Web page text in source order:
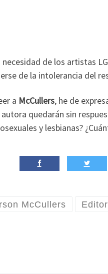
de los artistas
de la intolerancia del
a McCullers, he de
quedarán sin
y lesbianas?
McCullers